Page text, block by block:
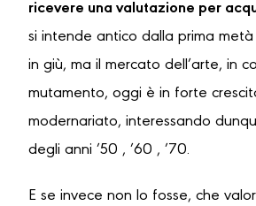
ricevere una valutazione per
si intende antico dalla prima
in giù, ma il mercato dell’arte, in
mutamento, oggi è in forte
modernariato, interessando
degli anni ’50 , ’60 , ’70.
E se invece non lo fosse, che